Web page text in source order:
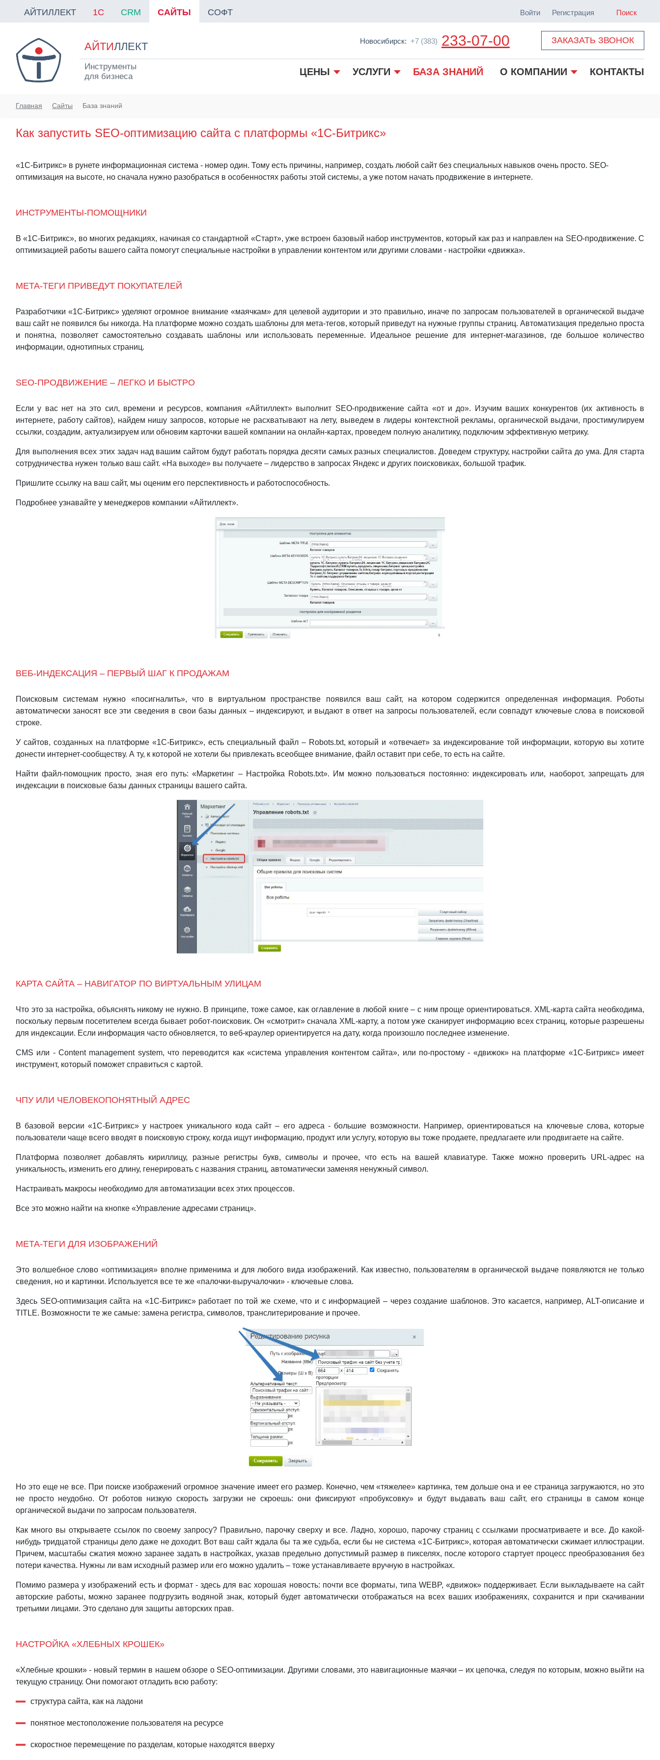
АЙТИЛЛЕКТ 1C CRM САЙТЫ СОФТ Войти Регистрация Поиск
АЙТИЛЛЕКТ
Инструменты
для бизнеса
Новосибирск: +7 (383) 233-07-00 ЗАКАЗАТЬ ЗВОНОК
ЦЕНЫ УСЛУГИ БАЗА ЗНАНИЙ О КОМПАНИИ КОНТАКТЫ
Главная Сайты База знаний
Как запустить SEO-оптимизацию сайта с платформы «1С-Битрикс»
«1С-Битрикс» в рунете информационная система - номер один. Тому есть причины, например, создать любой сайт без специальных навыков очень просто. SEO-
оптимизация на высоте, но сначала нужно разобраться в особенностях работы этой системы, а уже потом начать продвижение в интернете.
ИНСТРУМЕНТЫ-ПОМОЩНИКИ
В «1С-Битрикс», во многих редакциях, начиная со стандартной «Старт», уже встроен базовый набор инструментов, который как раз и направлен на SEO-продвижение. С
оптимизацией работы вашего сайта помогут специальные настройки в управлении контентом или другими словами - настройки «движка».
МЕТА-ТЕГИ ПРИВЕДУТ ПОКУПАТЕЛЕЙ
Разработчики «1С-Битрикс» уделяют огромное внимание «маячкам» для целевой аудитории и это правильно, иначе по запросам пользователей в органической выдаче
ваш сайт не появился бы никогда. На платформе можно создать шаблоны для мета-тегов, который приведут на нужные группы страниц. Автоматизация предельно проста
и понятна, позволяет самостоятельно создавать шаблоны или использовать переменные. Идеальное решение для интернет-магазинов, где большое количество
информации, однотипных страниц.
SEO-ПРОДВИЖЕНИЕ – ЛЕГКО И БЫСТРО
Если у вас нет на это сил, времени и ресурсов, компания «Айтиллект» выполнит SEO-продвижение сайта «от и до». Изучим ваших конкурентов (их активность в
интернете, работу сайтов), найдем нишу запросов, которые не расхватывают на лету, выведем в лидеры контекстной рекламы, органической выдачи, простимулируем
ссылки, создадим, актуализируем или обновим карточки вашей компании на онлайн-картах, проведем полную аналитику, подключим эффективную метрику.
Для выполнения всех этих задач над вашим сайтом будут работать порядка десяти самых разных специалистов. Доведем структуру, настройки сайта до ума. Для старта
сотрудничества нужен только ваш сайт. «На выходе» вы получаете – лидерство в запросах Яндекс и других поисковиках, большой трафик.
Пришлите ссылку на ваш сайт, мы оценим его перспективность и работоспособность.
Подробнее узнавайте у менеджеров компании «Айтиллект».
ВЕБ-ИНДЕКСАЦИЯ – ПЕРВЫЙ ШАГ К ПРОДАЖАМ
Поисковым системам нужно «посигналить», что в виртуальном пространстве появился ваш сайт, на котором содержится определенная информация. Роботы
автоматически заносят все эти сведения в свои базы данных – индексируют, и выдают в ответ на запросы пользователей, если совпадут ключевые слова в поисковой
строке.
У сайтов, созданных на платформе «1С-Битрикс», есть специальный файл – Robots.txt, который и «отвечает» за индексирование той информации, которую вы хотите
донести интернет-сообществу. А ту, к которой не хотели бы привлекать всеобщее внимание, файл оставит при себе, то есть на сайте.
Найти файл-помощник просто, зная его путь: «Маркетинг – Настройка Robots.txt». Им можно пользоваться постоянно: индексировать или, наоборот, запрещать для
индексации в поисковые базы данных страницы вашего сайта.
КАРТА САЙТА – НАВИГАТОР ПО ВИРТУАЛЬНЫМ УЛИЦАМ
Что это за настройка, объяснять никому не нужно. В принципе, тоже самое, как оглавление в любой книге – с ним проще ориентироваться. XML-карта сайта необходима,
поскольку первым посетителем всегда бывает робот-поисковик. Он «смотрит» сначала XML-карту, а потом уже сканирует информацию всех страниц, которые разрешены
для индексации. Если информация часто обновляется, то веб-краулер ориентируется на дату, когда произошло последнее изменение.
CMS или - Content management system, что переводится как «система управления контентом сайта», или по-простому - «движок» на платформе «1С-Битрикс» имеет
инструмент, который поможет справиться с картой.
ЧПУ ИЛИ ЧЕЛОВЕКОПОНЯТНЫЙ АДРЕС
В базовой версии «1С-Битрикс» у настроек уникального кода сайт – его адреса - большие возможности. Например, ориентироваться на ключевые слова, которые
пользователи чаще всего вводят в поисковую строку, когда ищут информацию, продукт или услугу, которую вы тоже продаете, предлагаете или продвигаете на сайте.
Платформа позволяет добавлять кириллицу, разные регистры букв, символы и прочее, что есть на вашей клавиатуре. Также можно проверить URL-адрес на
уникальность, изменить его длину, генерировать с названия страниц, автоматически заменяя ненужный символ.
Настраивать макросы необходимо для автоматизации всех этих процессов.
Все это можно найти на кнопке «Управление адресами страниц».
МЕТА-ТЕГИ ДЛЯ ИЗОБРАЖЕНИЙ
Это волшебное слово «оптимизация» вполне применима и для любого вида изображений. Как известно, пользователям в органической выдаче появляются не только
сведения, но и картинки. Используется все те же «палочки-выручалочки» - ключевые слова.
Здесь SEO-оптимизация сайта на «1С-Битрикс» работает по той же схеме, что и с информацией – через создание шаблонов. Это касается, например, ALT-описание и
TITLE. Возможности те же самые: замена регистра, символов, транслитерирование и прочее.
Но это еще не все. При поиске изображений огромное значение имеет его размер. Конечно, чем «тяжелее» картинка, тем дольше она и ее страница загружаются, но это
не просто неудобно. От роботов низкую скорость загрузки не скроешь: они фиксируют «пробуксовку» и будут выдавать ваш сайт, его страницы в самом конце
органической выдачи по запросам пользователя.
Как много вы открываете ссылок по своему запросу? Правильно, парочку сверху и все. Ладно, хорошо, парочку страниц с ссылками просматриваете и все. До какой-
нибудь тридцатой страницы дело даже не доходит. Вот ваш сайт ждала бы та же судьба, если бы не система «1С-Битрикс», которая автоматически сжимает иллюстрации.
Причем, масштабы сжатия можно заранее задать в настройках, указав предельно допустимый размер в пикселях, после которого стартует процесс преобразования без
потери качества. Нужны ли вам исходный размер или его можно удалить – тоже устанавливаете вручную в настройках.
Помимо размера у изображений есть и формат - здесь для вас хорошая новость: почти все форматы, типа WEBP, «движок» поддерживает. Если выкладываете на сайт
авторские работы, можно заранее подгрузить водяной знак, который будет автоматически отображаться на всех ваших изображениях, сохранится и при скачивании
третьими лицами. Это сделано для защиты авторских прав.
НАСТРОЙКА «ХЛЕБНЫХ КРОШЕК»
«Хлебные крошки» - новый термин в нашем обзоре о SEO-оптимизации. Другими словами, это навигационные маячки – их цепочка, следуя по которым, можно выйти на
текущую страницу. Они помогают отладить всю работу:
структура сайта, как на ладони
понятное местоположение пользователя на ресурсе
скоростное перемещение по разделам, которые находятся вверху